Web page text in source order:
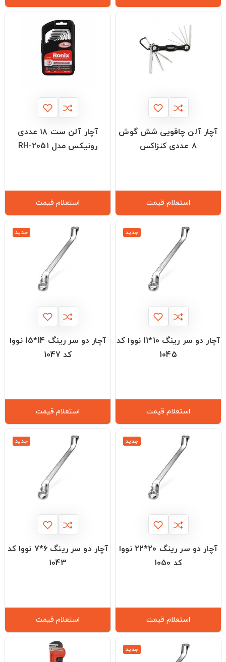
آچار آلن چاقویی شش گوش
8 عددی کنزاکس
استعلام قیمت
آچار آلن ست ۱۸ عددی
رونیکس مدل RH-2051
استعلام قیمت
جدید
آچار دو سر رینگ 10*11 نووا کد
1045
استعلام قیمت
جدید
آچار دو سر رینگ 14*15 نووا
کد 1047
استعلام قیمت
جدید
آچار دو سر رینگ 20*22 نووا
کد 1050
استعلام قیمت
جدید
آچار دو سر رینگ 6*7 نووا کد
1043
استعلام قیمت
جدید